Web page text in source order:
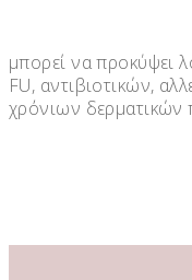
μπορεί να προκύψει
FU, αντιβιοτικών,
χρόνιων